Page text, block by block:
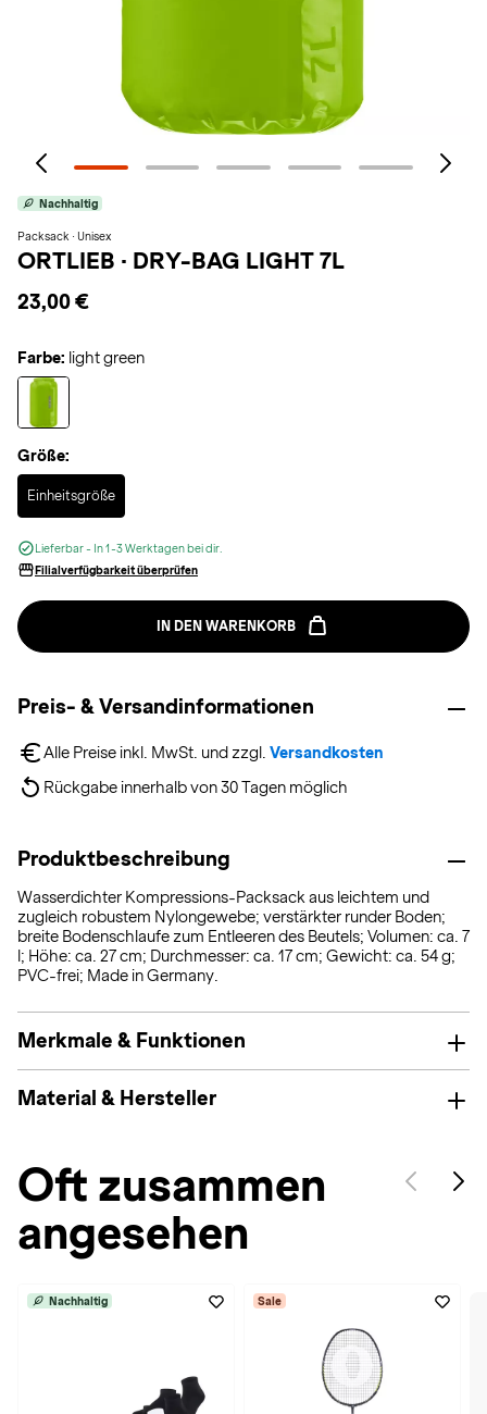
Nachhaltig
Packsack · Unisex
ORTLIEB · DRY-BAG LIGHT 7L
23,00 €
Farbe: light green
Größe:
Einheitsgröße
Selected
Lieferbar - In 1-3 Werktagen bei dir.
Filialverfügbarkeit überprüfen
IN DEN WARENKORB
Preis- & Versandinformationen
Alle Preise inkl. MwSt. und zzgl. Versandkosten
Rückgabe innerhalb von 30 Tagen möglich
Produktbeschreibung
Wasserdichter Kompressions-Packsack aus leichtem und
zugleich robustem Nylongewebe; verstärkter runder Boden;
breite Bodenschlaufe zum Entleeren des Beutels; Volumen: ca. 7
l; Höhe: ca. 27 cm; Durchmesser: ca. 17 cm; Gewicht: ca. 54 g;
PVC-frei; Made in Germany.
Merkmale & Funktionen
Material & Hersteller
Oft zusammen
angesehen
Nachhaltig Sale